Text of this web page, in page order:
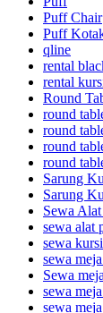
Puff Chair
Puff
qline
rental
rental
Round
round
round
round
round
Sarung
Sarung
Sewa
sewa alat
sewa
sewa
Sewa
sewa
sewa